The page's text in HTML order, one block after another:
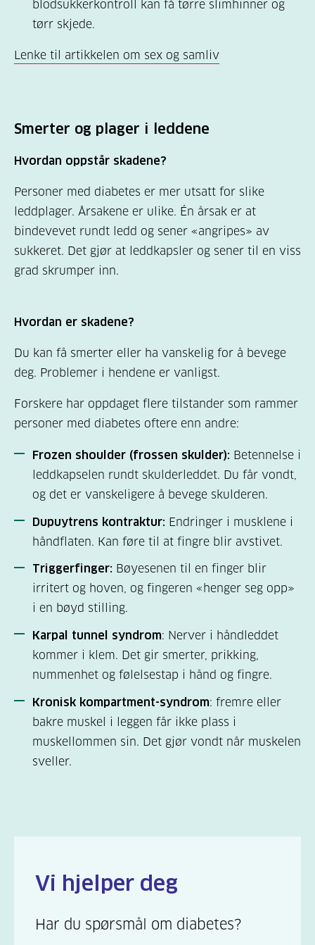
blodsukkerkontroll kan få tørre slimhinner og
tørr skjede.
Lenke til artikkelen om sex og samliv
Smerter og plager i leddene
Hvordan oppstår skadene?
Personer med diabetes er mer utsatt for slike
leddplager. Årsakene er ulike. Én årsak er at
bindevevet rundt ledd og sener «angripes» av
sukkeret. Det gjør at leddkapsler og sener til en viss
grad skrumper inn.
Hvordan er skadene?
Du kan få smerter eller ha vanskelig for å bevege
deg. Problemer i hendene er vanligst.
Forskere har oppdaget flere tilstander som rammer
personer med diabetes oftere enn andre:
Frozen shoulder (frossen skulder): Betennelse i
leddkapselen rundt skulderleddet. Du får vondt,
og det er vanskeligere å bevege skulderen.
Dupuytrens kontraktur: Endringer i musklene i
håndflaten. Kan føre til at fingre blir avstivet.
Triggerfinger: Bøyesenen til en finger blir
irritert og hoven, og fingeren «henger seg opp»
i en bøyd stilling.
Karpal tunnel syndrom: Nerver i håndleddet
kommer i klem. Det gir smerter, prikking,
nummenhet og følelsestap i hånd og fingre.
Kronisk kompartment-syndrom: fremre eller
bakre muskel i leggen får ikke plass i
muskellommen sin. Det gjør vondt når muskelen
sveller.
Vi hjelper deg
Har du spørsmål om diabetes?